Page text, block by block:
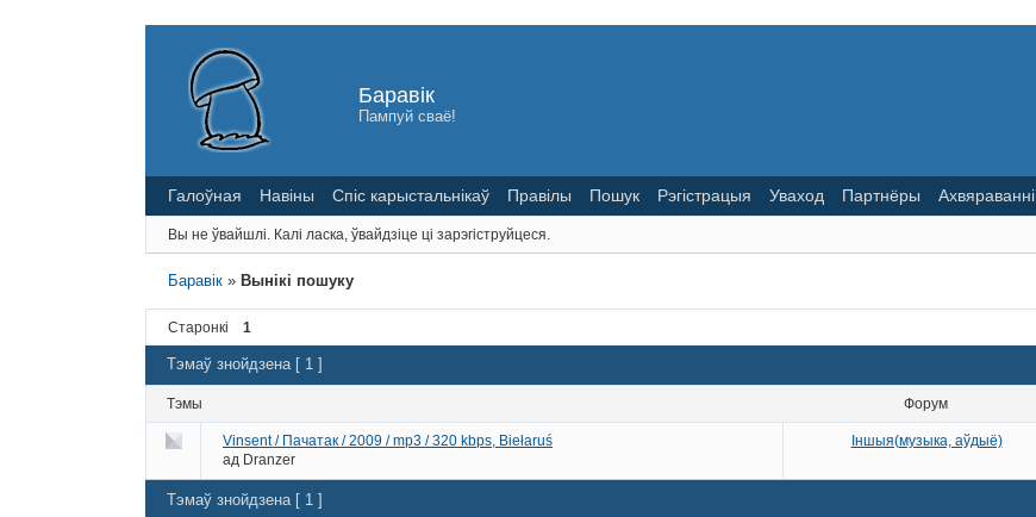
Баравік
Пампуй сваё!
Галоўная Навіны Спіс карыстальнікаў Правілы Пошук Рэгістрацыя Уваход Партнёры Ахвяраванні
Вы не ўвайшлі. Калі ласка, ўвайдзіце ці зарэгіструйцеся.
Баравік » Вынікі пошуку
Старонкі 1
Тэмаў знойдзена [ 1 ]
Тэмы Форум
Vinsent / Пачатак / 2009 / mp3 / 320 kbps, Biełaruś
ад Dranzer
Іншыя(музыка, аўдыё)
Тэмаў знойдзена [ 1 ]